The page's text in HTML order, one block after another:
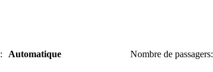
: Automatique Nombre de passagers: